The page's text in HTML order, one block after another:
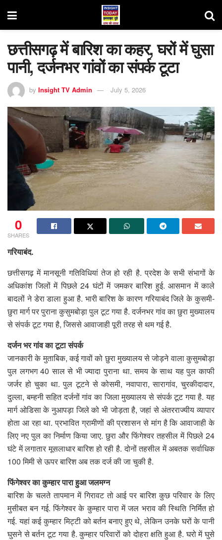
छत्तीसगढ़ में बारिश का कहर, घरों में घुसा
पानी, दर्जनभर गांवों का संपर्क टूटा
by Insight TV Admin July 5, 2026
0
SHARES
गरियाबंद.
छत्तीसगढ़ में मानसूनी गतिविधियां तेज हो रही है. प्रदेश के सभी संभागों के
अधिकांश जिलों में पिछले 24 घंटों में जमकर बारिश हुई. आसमान में काले
बादलों ने डेरा डाला हुआ है. भारी बारिश के कारण गरियाबंद जिले के कुसमी-
छुरा मार्ग पर पुराना कुसुमबोड़ा पुल टूट गया है. दर्जनभर गांव का छुरा मुख्यालय
से संपर्क टूट गया है, जिससे आवाजाही पूरी तरह से थम गई है.
दर्जन भर गांव का टूटा संपर्क
जानकारी के मुताबिक, कई गावों को छुरा मुख्यालय से जोड़ने वाला कुसुमबोड़ा
पुल लगभग 40 साल से भी ज्यादा पुराना था. समय के साथ यह पुल काफी
जर्जर हो चुका था. पुल टूटने से कोसमी, नवापारा, सारागांव, चुरकीदादार,
दुल्ला, बम्हनी सहित दर्जनों गांव का जिला मुख्यालय से संपर्क टूट गया है. यह
मार्ग ओडिसा के नुआपड़ा जिले को भी जोड़ता है, जहां से अंतरराज्यीय व्यापार
होता आ रहा था. प्रभावित ग्रामीणों की प्रशासन से मांग है कि आवाजाही के
लिए नए पुल का निर्माण किया जाए. छुरा और फिंगेश्वर तहसील में पिछले 24
घंटे में लगातार मूसलाधार बारिश हो रही है. दोनों तहसील में अबतक सर्वाधिक
100 मिमी से ऊपर बारिश अब तक दर्ज की जा चुकी है.
फिंगेश्वर का कुम्हार पारा हुआ जलमग्न
बारिश के चलते तापमान में गिरावट तो आई पर बारिश कुछ परिवार के लिए
मुसीबत बन गई. फिंगेश्वर के कुम्हार पारा में जल भराव की स्थिति निर्मित हो
गई. यहां कई कुम्हार मिट्टी को बर्तन बनाए हुए थे, लेकिन उनके घरों के पानी
घुसने से बर्तन टूट गया है. कुम्हार परिवारों को दोहरा क्षति हुआ है. घरो में घुसे